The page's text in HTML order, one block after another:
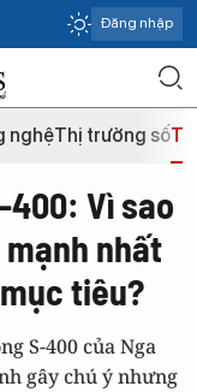
Đăng nhập
nghệThị trường số
Vì sao
nhất
tiêu?
S-400 của Nga
gây chú ý nhưng